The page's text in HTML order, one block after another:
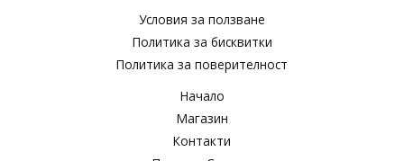
Условия за ползване​
Политика за бисквитки​
Политика за поверителност​
Начало
Магазин
Контакти